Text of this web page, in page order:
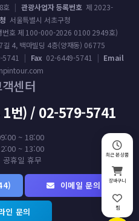
호 | 관광사업자 등록번호 제 2023-
서울특별시 서초구청
번호 제 100-000-2026 0100 2949호)
길 4, 백마빌딩 4층(양재동) 06775
5741 | Fax 02-6449-5741 | Email
센터
1번) / 02-579-5741
~ 18:00
~ 13:00
공휴일 휴무
이메일 문의
인 문의
최근 본 상품
장바구니
찜